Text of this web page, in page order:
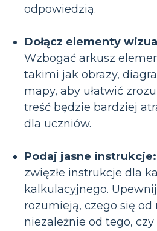
odpowiedzią.
Dołącz elementy
Wzbogać arkusz
takimi jak obrazy,
mapy, aby ułatwić
treść będzie bardziej
dla uczniów.
Podaj jasne instrukcje:
zwięzłe instrukcje dla
kalkulacyjnego.
rozumieją, czego się od
niezależnie od tego,